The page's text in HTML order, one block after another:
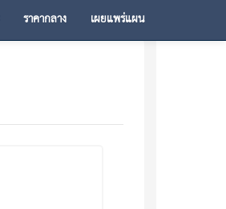
ราคากลาง เผยแพร่แผน